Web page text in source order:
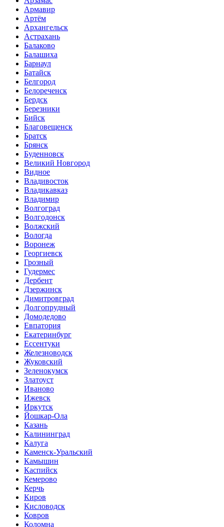
Армавир
Артём
Архангельск
Астрахань
Балаково
Балашиха
Барнаул
Батайск
Белгород
Белореченск
Бердск
Березники
Бийск
Благовещенск
Братск
Брянск
Буденновск
Великий Новгород
Видное
Владивосток
Владикавказ
Владимир
Волгоград
Волгодонск
Волжский
Вологда
Воронеж
Георгиевск
Грозный
Гудермес
Дербент
Дзержинск
Димитровград
Долгопрудный
Домодедово
Евпатория
Екатеринбург
Ессентуки
Железноводск
Жуковский
Зеленокумск
Златоуст
Иваново
Ижевск
Иркутск
Йошкар-Ола
Казань
Калининград
Калуга
Каменск-Уральский
Камышин
Каспийск
Кемерово
Керчь
Киров
Кисловодск
Ковров
Коломна